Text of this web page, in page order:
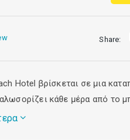
Share:
Hotel βρίσκεται σε μια
κάθε μέρα από το